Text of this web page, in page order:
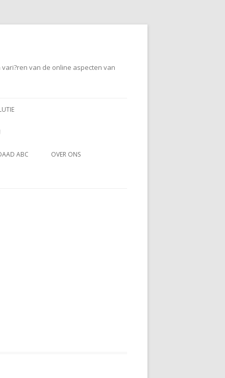
van de online aspecten van
ABC OVER ONS